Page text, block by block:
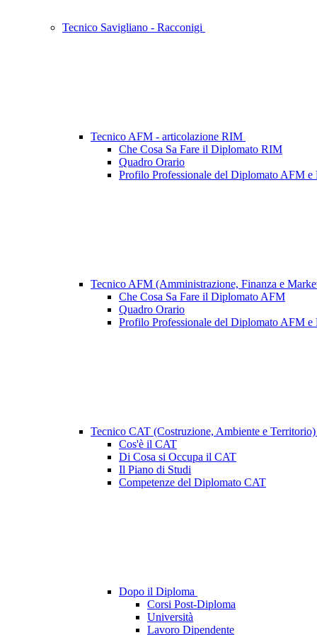
Tecnico Savigliano - Racconigi
Tecnico AFM - articolazione RIM
Che Cosa Sa Fare il Diplomato RIM
Quadro Orario
Profilo Professionale del Diplomato AFM
Tecnico AFM (Amministrazione, Finanza e
Che Cosa Sa Fare il Diplomato AFM
Quadro Orario
Profilo Professionale del Diplomato AFM
Tecnico CAT (Costruzione, Ambiente e Territorio)
Cos'è il CAT
Di Cosa si Occupa il CAT
Il Piano di Studi
Competenze del Diplomato CAT
Dopo il Diploma
Corsi Post-Diploma
Università
Lavoro Dipendente